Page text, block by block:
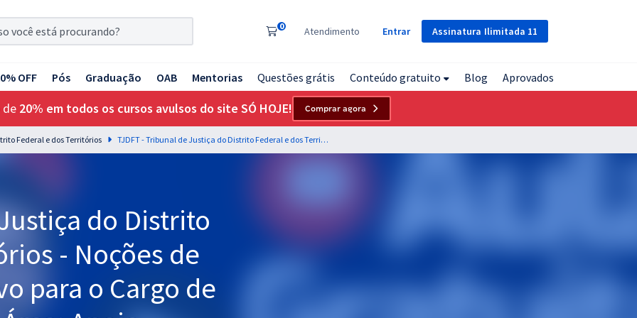
Assinatura Ilimitada 11
0 Atendimento Entrar
OFF Pós Graduação OAB Mentorias Questões grátis Conteúdo gratuito Blog Aprovados
de 20% em todos os cursos avulsos do site SÓ HOJE! Comprar agora
Federal e dos Territórios TJDFT - Tribunal de Justiça do Distrito Federal e dos Territórios - Noções de Direito Administrativo para o Cargo de Analista Judiciário - Área: Apoio Especializado - Especialidade: Administração - Professores: Gustavo Brígido
do Distrito
- Noções de
para o Cargo de